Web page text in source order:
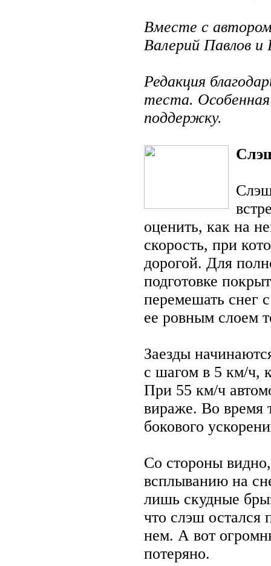
Вместе с
Валерий Павлов и
Редакция
теста. Особенная
поддержку.
оценить, как на
скорость, при
дорогой. Для
подготовке
перемешать снег
ее ровным слоем
Заезды
с шагом в 5 км/ч,
При 55 км/ч
вираже. Во время
бокового
Со стороны
всплыванию на
лишь скудные
что слэш остался
нем. А вот
потеряно.